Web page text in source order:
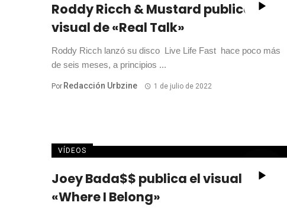
Roddy Ricch & Mustard publican el
visual de «Real Talk»
Roddy Ricch lanzó su disco Live Life Fast hace poco más
de seis meses, a principios ...
Por Redacción Urbzine 1 de julio de 2022
VÍDEOS
Joey Bada$$ publica el visual de
«Where I Belong»